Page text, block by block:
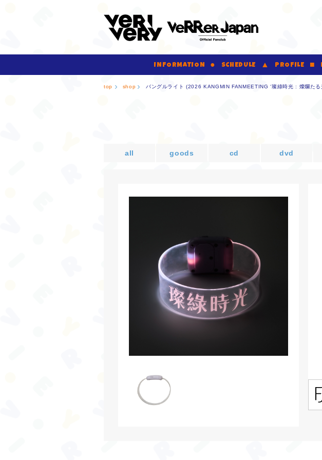
INFORMATION SCHEDULE PROFILE
top shop バングルライト (2026 KANGMIN FANMEETING ‘璨綠時光 : 燦爛たる
all goods cd dvd